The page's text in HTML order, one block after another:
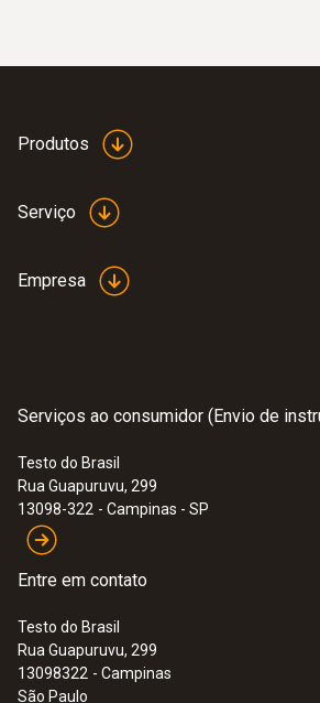
Produtos
Serviço
Empresa
Serviços ao consumidor (Envio de
Testo do Brasil
Rua Guapuruvu, 299
13098-322 - Campinas - SP
Entre em contato
Testo do Brasil
Rua Guapuruvu, 299
13098322 - Campinas
São Paulo